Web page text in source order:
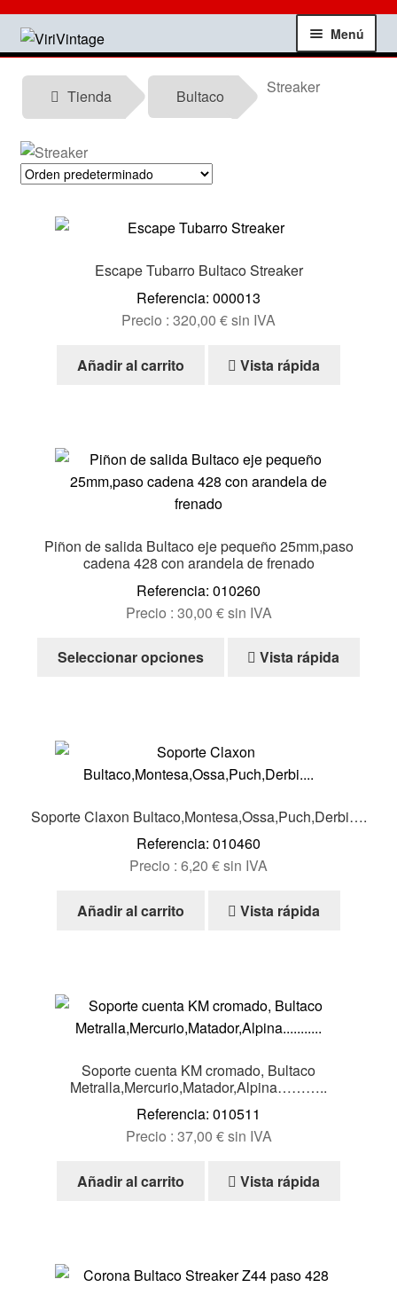
Ir
a
navegación
Ir
al
Menú
Tienda
Contactar
Informacion tecnica
Tienda Bultaco Streaker
Escape Tubarro Bultaco Streaker
Referencia: 000013
Precio : 320,00 €sin IVA
Añadir al carrito Vista rápida
Piñon de salida Bultaco eje pequeño 25mm,paso
cadena 428 con arandela de frenado
Referencia: 010260
Precio : 30,00 €sin IVA
Seleccionar opciones
Este
Las
opciones
pueden
elegir
en
página
Vista rápida
Soporte Claxon Bultaco,Montesa,Ossa,Puch,Derbi….
Referencia: 010460
Precio : 6,20 €sin IVA
Añadir al carrito Vista rápida
Soporte cuenta KM cromado, Bultaco
Metralla,Mercurio,Matador,Alpina………..
Referencia: 010511
Precio : 37,00 €sin IVA
Añadir al carrito Vista rápida